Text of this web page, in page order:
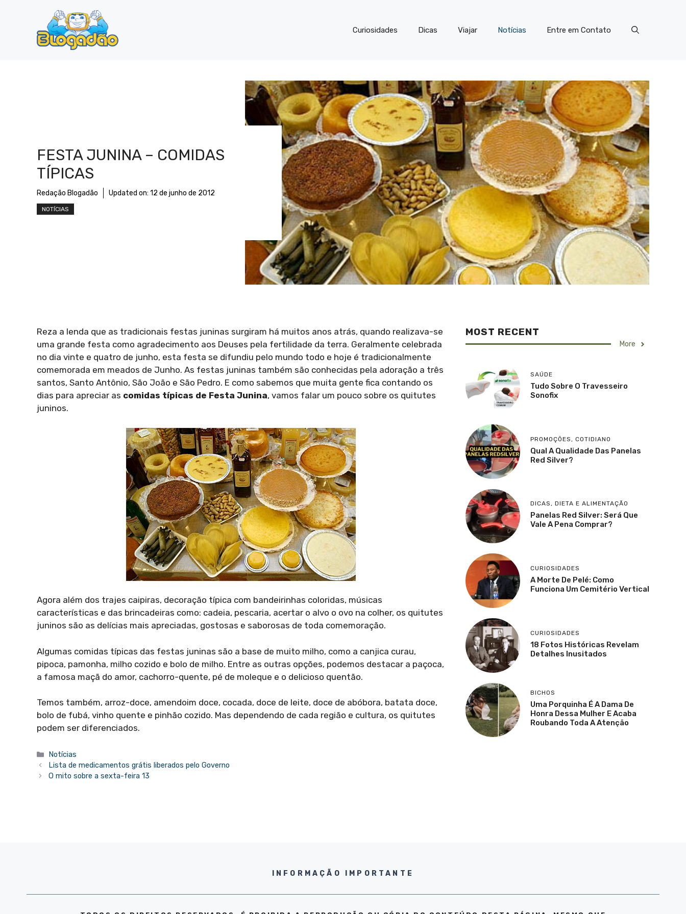
conteúdo
Curiosidades Dicas Viajar Notícias Entre em Contato
FESTA JUNINA – COMIDAS
TÍPICAS
Redação Blogadão Updated on: 12 de junho de 2012
NOTÍCIAS
Reza a lenda que as tradicionais festas juninas surgiram há muitos anos atrás, quando realizava-se
uma grande festa como agradecimento aos Deuses pela fertilidade da terra. Geralmente celebrada
no dia vinte e quatro de junho, esta festa se difundiu pelo mundo todo e hoje é tradicionalmente
comemorada em meados de Junho. As festas juninas também são conhecidas pela adoração a três
santos, Santo Antônio, São João e São Pedro. E como sabemos que muita gente fica contando os
dias para apreciar as comidas típicas de Festa Junina, vamos falar um pouco sobre os quitutes
juninos.
Agora além dos trajes caipiras, decoração típica com bandeirinhas coloridas, músicas
características e das brincadeiras como: cadeia, pescaria, acertar o alvo o ovo na colher, os quitutes
juninos são as delícias mais apreciadas, gostosas e saborosas de toda comemoração.
Algumas comidas típicas das festas juninas são a base de muito milho, como a canjica curau,
pipoca, pamonha, milho cozido e bolo de milho. Entre as outras opções, podemos destacar a paçoca,
a famosa maçã do amor, cachorro-quente, pé de moleque e o delicioso quentão.
Temos também, arroz-doce, amendoim doce, cocada, doce de leite, doce de abóbora, batata doce,
bolo de fubá, vinho quente e pinhão cozido. Mas dependendo de cada região e cultura, os quitutes
podem ser diferenciados.
Categorias
Notícias
Lista de medicamentos grátis liberados pelo Governo
O mito sobre a sexta-feira 13
MOST RECENT
More
SAÚDE
Tudo Sobre O Travesseiro
Sonofix
PROMOÇÕES , COTIDIANO
Qual A Qualidade Das Panelas
Red Silver?
DICAS, DIETA E ALIMENTAÇÃO
Panelas Red Silver: Será Que
Vale A Pena Comprar?
CURIOSIDADES
A Morte De Pelé: Como
Funciona Um Cemitério Vertical
CURIOSIDADES
18 Fotos Históricas Revelam
Detalhes Inusitados
BICHOS
Uma Porquinha É A Dama De
Honra Dessa Mulher E Acaba
Roubando Toda A Atenção
INFORMAÇÃO IMPORTANTE